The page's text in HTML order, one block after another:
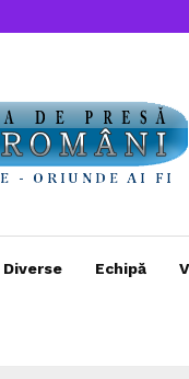
Diverse Echipă